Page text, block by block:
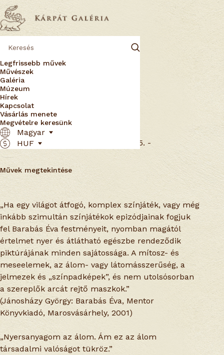
Legfrissebb művek
Művészek
Galéria
Múzeum
Hírek
Kapcsolat
Vásárlás menete
Megvételre keresünk
Magyar
HUF
Barabás Éva
Marosvásárhely, 1943. szeptember 15. -
Művek megtekintése
„Ha egy világot átfogó, komplex színjáték, vagy még
inkább szimultán színjátékok epizódjainak fogjuk
fel Barabás Éva festményeit, nyomban magától
értelmet nyer és átlátható egészbe rendeződik
piktúrájának minden sajátossága. A mítosz- és
meseelemek, az álom- vagy látomásszerűség, a
jelmezek és „színpadképek”, és nem utolsósorban
a szereplők arcát rejtő maszkok.”
(Jánosházy György: Barabás Éva, Mentor
Könyvkiadó, Marosvásárhely, 2001)
„Nyersanyagom az álom. Ám ez az álom
társadalmi valóságot tükröz.”